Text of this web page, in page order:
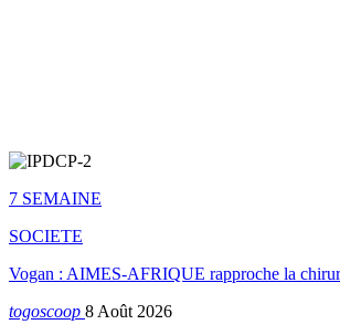
7 SEMAINE
SOCIETE
Vogan : AIMES-AFRIQUE rapproche la
togoscoop 8 Août 2026